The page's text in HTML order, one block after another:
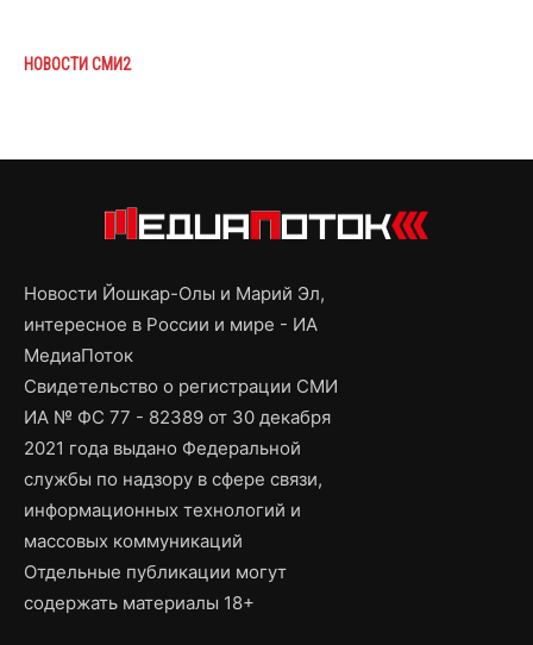
НОВОСТИ СМИ2
Новости Йошкар-Олы и Марий Эл,
интересное в России и мире - ИА
МедиаПоток
Свидетельство о регистрации СМИ
ИА № ФС 77 - 82389 от 30 декабря
2021 года выдано Федеральной
службы по надзору в сфере связи,
информационных технологий и
массовых коммуникаций
Отдельные публикации могут
содержать материалы 18+